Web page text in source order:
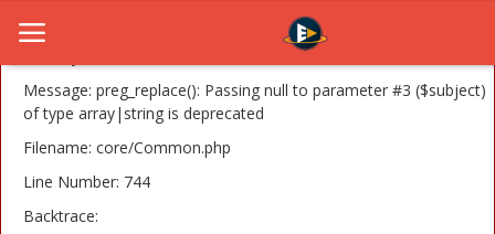
A PHP Error was encountered
Message: preg_replace(): Passing null to parameter #3 ($subject)
of type array|string is deprecated
Filename: core/Common.php
Line Number: 744
Backtrace:
Home